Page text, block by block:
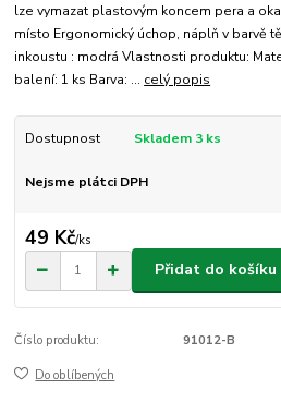
lze vymazat plastovým koncem pera a
místo Ergonomický úchop, náplň v barvě
inkoustu : modrá Vlastnosti produktu:
balení: 1 ks Barva: ... celý popis
Dostupnost Skladem 3 ks
Nejsme plátci DPH
49 Kč/ks
Přidat do košíku
Číslo produktu: 91012-B
Do oblíbených